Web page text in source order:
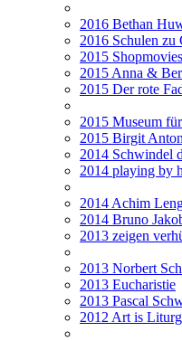
2016 Bethan
2016 Schulen zu
2015 Shopmovies
2015 Anna &
2015 Der rote
2015 Museum
2015 Birgit
2014 Schwindel
2014 playing by
2014 Achim
2014 Bruno
2013 zeigen
2013 Norbert
2013 Eucharistie
2013 Pascal
2012 Art is